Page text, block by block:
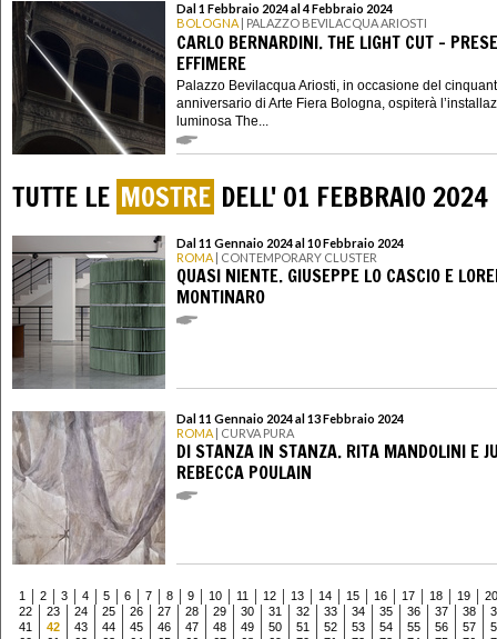
Dal 1 Febbraio 2024 al 4 Febbraio 2024
BOLOGNA | PALAZZO BEVILACQUA ARIOSTI
CARLO BERNARDINI. THE LIGHT CUT –
EFFIMERE
Palazzo Bevilacqua Ariosti, in occasione del
anniversario di Arte Fiera Bologna, ospiterà
luminosa The...
TUTTE LE MOSTRE DELL' 01 FEBBRAIO 2024
Dal 11 Gennaio 2024 al 10 Febbraio 2024
ROMA | CONTEMPORARY CLUSTER
QUASI NIENTE. GIUSEPPE LO CASCIO E
MONTINARO
Dal 11 Gennaio 2024 al 13 Febbraio 2024
ROMA | CURVA PURA
DI STANZA IN STANZA. RITA MANDOLINI E
REBECCA POULAIN
1 2 3 4 5 6 7 8 9 10 11 12 13 14 15 16 17 18 19
20
22
23 24 25 26 27 28 29 30 31 32 33 34 35 36 37 38
41
42 43 44 45 46 47 48 49 50 51 52 53 54 55 56 57